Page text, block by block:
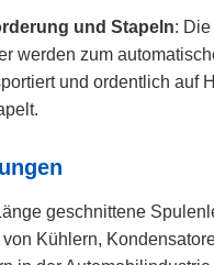
und Stapeln:
werden zum
und ordentlich auf
geschnittene
Kühlern,